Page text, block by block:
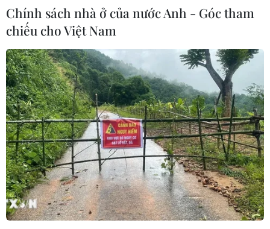
TIN CÙNG CHUYÊN MỤC
HLV Kim Sang-sik: 'Tôi mong Đình
Bắc vươn xa hơn tầm Đông Nam Á'
07/08/2026 16:54
ASEAN Cup 2026: Tuyển Việt Nam
Chính sách nhà ở của nước Anh - Góc tham
chiếu cho Việt Nam